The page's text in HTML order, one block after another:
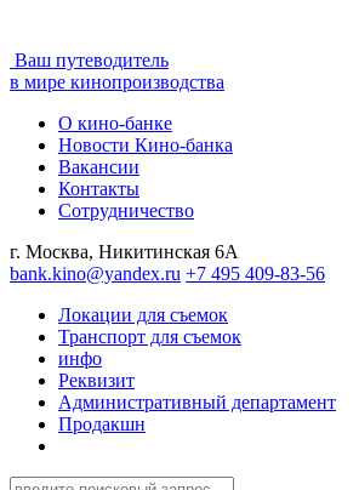
Ваш путеводитель
в мире кинопроизводства
О кино-банке
Новости Кино-банка
Вакансии
Контакты
Сотрудничество
г. Москва, Никитинская 6А
bank.kino@yandex.ru +7 495 409-83-56
Локации для съемок
Транспорт для съемок
инфо
Реквизит
Административный департамент
Продакшн